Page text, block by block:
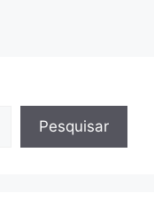
Pesquisar